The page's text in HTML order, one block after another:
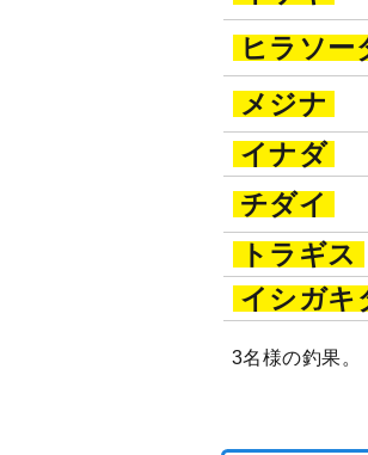
ヒラソー
メジナ
イナダ
チダイ
トラギス
イシガキ
3名様の釣果。